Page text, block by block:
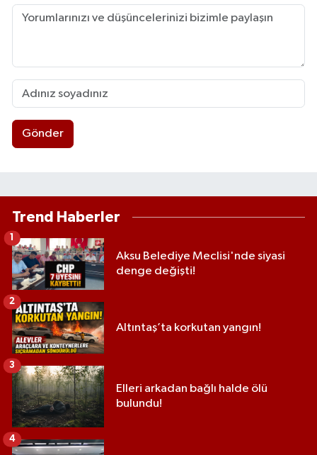
Gönder
Trend Haberler
Aksu Belediye Meclisi'nde siyasi
denge değişti!
1
Altıntaş’ta korkutan yangın!
2
Elleri arkadan bağlı halde ölü
bulundu!
3
4